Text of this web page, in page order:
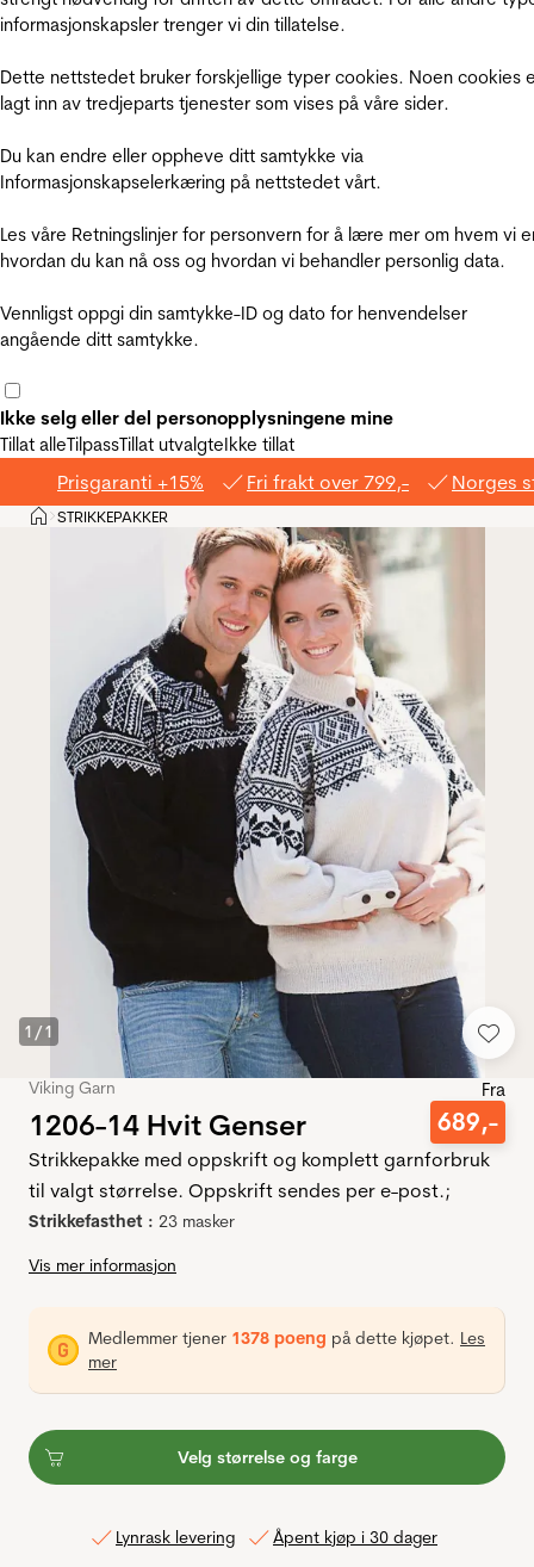
informasjonskapsler trenger vi din tillatelse.
Dette nettstedet bruker forskjellige typer cookies. Noen cookies
lagt inn av tredjeparts tjenester som vises på våre sider.
Du kan endre eller oppheve ditt samtykke via
Informasjonskapselerkæring på nettstedet vårt.
Les våre Retningslinjer for personvern for å lære mer om hvem vi
hvordan du kan nå oss og hvordan vi behandler personlig data.
Vennligst oppgi din samtykke-ID og dato for henvendelser
angående ditt samtykke.
Ikke selg eller del personopplysningene mine
Tillat alleTilpassTillat utvalgteIkke tillat
Prisgaranti +15% Fri frakt over 799,- Norges
Hjem
>STRIKKEPAKKER
1 /1
Viking Garn
1206-14 Hvit Genser
Fra
689,-
Strikkepakke med oppskrift og komplett garnforbruk
til valgt størrelse. Oppskrift sendes per e-post.;
Strikkefasthet : 23 masker
Vis mer informasjon
Medlemmer tjener 1378 poeng på dette kjøpet. Les
mer
Velg størrelse og farge
Lynrask levering Åpent kjøp i 30 dager